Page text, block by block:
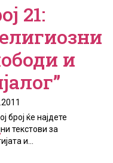
21:
и
број ќе најдете
текстови за
и...